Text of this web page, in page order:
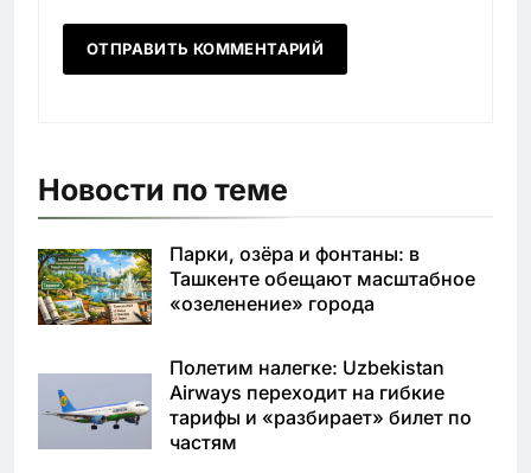
Новости по теме
Парки, озёра и фонтаны: в
Ташкенте обещают масштабное
«озеленение» города
Полетим налегке: Uzbekistan
Airways переходит на гибкие
тарифы и «разбирает» билет по
частям